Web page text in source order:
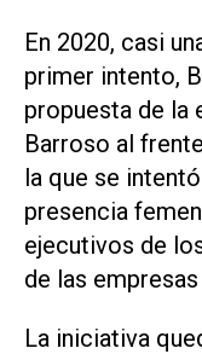
En 2020, casi
primer intento,
propuesta de la
Barroso al
la que se
presencia
ejecutivos de
de las
La iniciativa